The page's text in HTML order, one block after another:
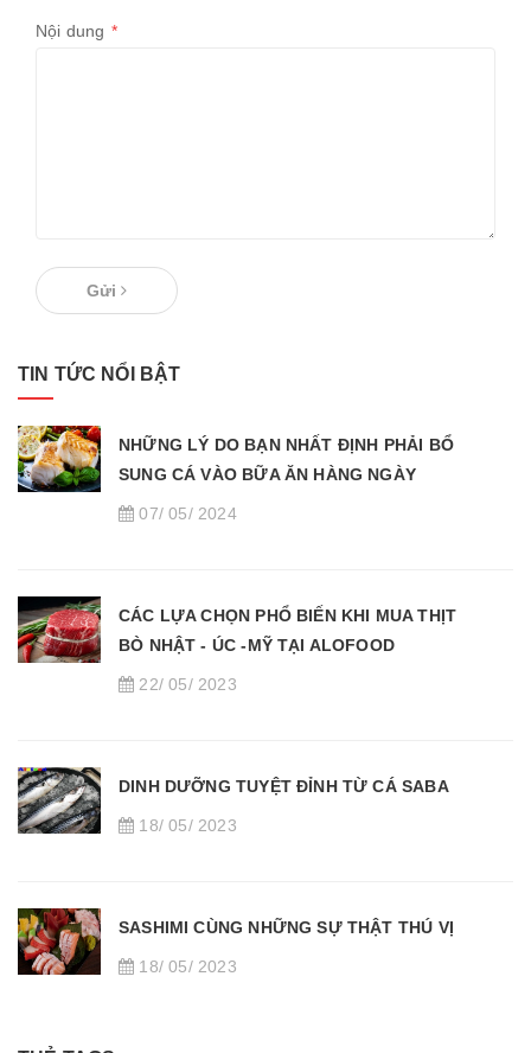
Nội dung *
Gửi
TIN TỨC NỔI BẬT
NHỮNG LÝ DO BẠN NHẤT ĐỊNH PHẢI BỔ
SUNG CÁ VÀO BỮA ĂN HÀNG NGÀY
07/ 05/ 2024
CÁC LỰA CHỌN PHỔ BIẾN KHI MUA THỊT
BÒ NHẬT - ÚC -MỸ TẠI ALOFOOD
22/ 05/ 2023
DINH DƯỠNG TUYỆT ĐỈNH TỪ CÁ SABA
18/ 05/ 2023
SASHIMI CÙNG NHỮNG SỰ THẬT THÚ VỊ
18/ 05/ 2023